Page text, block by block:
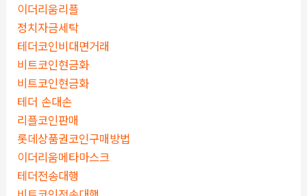
이더리움리플
정치자금세탁
테더코인비대면거래
비트코인현금화
비트코인현금화
테더 손대손
리플코인판매
롯데상품권코인구매방법
이더리움메타마스크
테더전송대행